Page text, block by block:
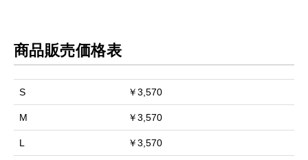
商品販売価格表
S ￥3,570
M ￥3,570
L ￥3,570